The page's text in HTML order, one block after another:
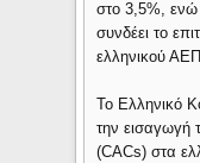
στο 3,5%,
συνδέει το
ελληνικού
Το Ελληνικό
την εισαγωγή
(CACs) στα